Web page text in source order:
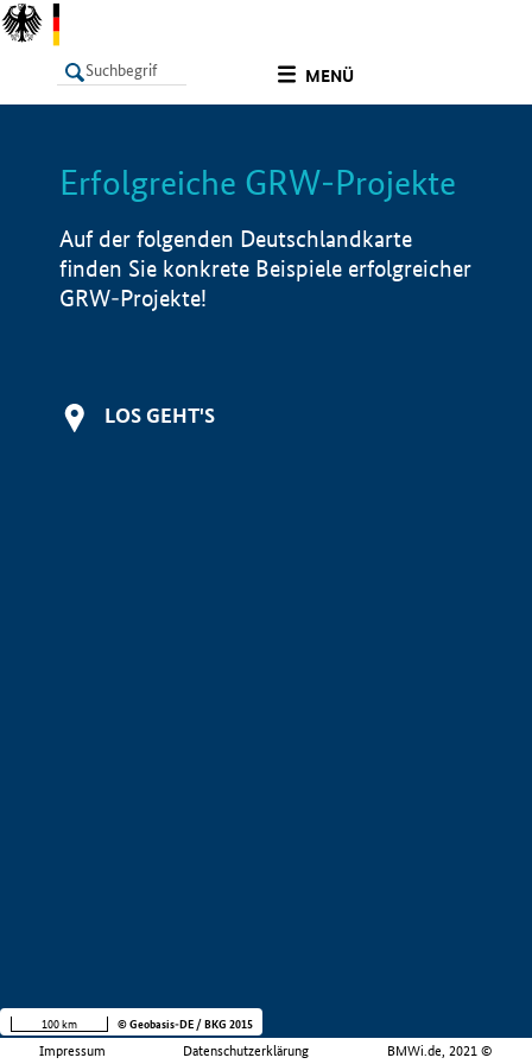
MENÜ
LISTE Info
Erfolgreiche GRW-Projekte
Auf der folgenden Deutschlandkarte
finden Sie konkrete Beispiele erfolgreicher
GRW-Projekte!
LOS GEHT'S
Impressum Datenschutzerklärung BMWi.de, 2021 ©
100 km © Geobasis-DE / BKG 2015